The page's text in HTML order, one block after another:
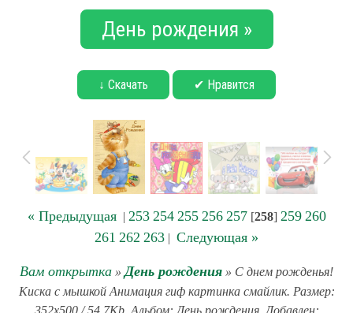
День рождения »
↓ Скачать ✔ Нравится
« Предыдущая| 253 254 255 256 257[258] 259 260
261 262 263 | Следующая »
Вам открытка » День рождения » С днем рожденья!
Киска с мышкой Анимация гиф картинка смайлик. Размер:
352x500 / 54.7Kb. Альбом: День рождения. Добавлен: